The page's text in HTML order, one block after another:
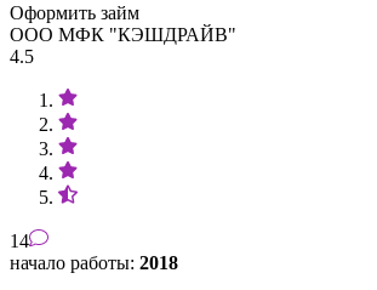
Оформить займ
ООО МФК "КЭШДРАЙВ"
4.5
14
начало работы: 2018